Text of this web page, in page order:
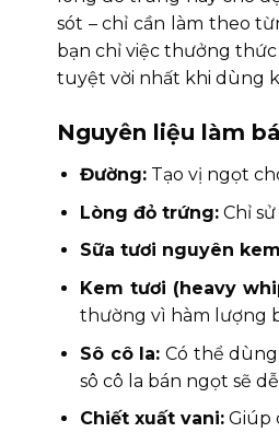
sót – chỉ cần làm theo
bạn chỉ việc thưởng
tuyệt vời nhất khi dùng
Nguyên liệu làm
Đường:Tạo vị ngọt
Lòng đỏ trứng:Chỉ
Sữa tươi nguyên
Kem tươi (heavy
thường vì hàm lượng
Sô cô la: Có thể
sô cô la bán ngọt sẽ
Chiết xuất vani:Giúp